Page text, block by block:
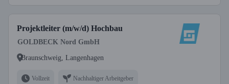
Projektleiter (m/w/d) Hochbau
GOLDBECK Nord GmbH
Braunschweig, Langenhagen
Vollzeit Nachhaltiger Arbeitgeber